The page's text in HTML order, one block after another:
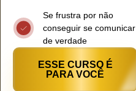
Se frustra por não
conseguir se comunicar
de verdade
ESSE CURSO É
PARA VOCÊ